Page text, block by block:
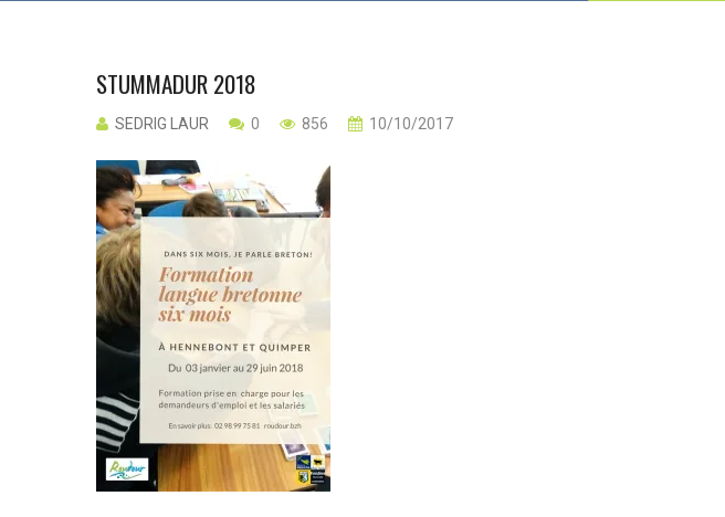
STUMMADUR 2018
SEDRIG LAUR 0 856 10/10/2017